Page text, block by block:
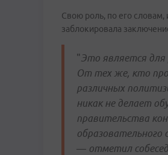
Свою роль, по его словам,
заблокировала
"Это является для
От тех же, кто
различных
никак не делает
правительства
— отметил